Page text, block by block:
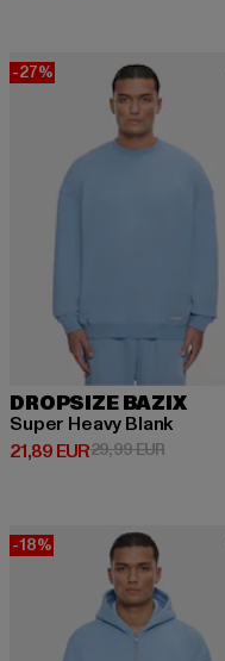
-27%
DROPSIZE BAZIX
Super Heavy Blank
21,89 EUR
Derzeitiger Preis: 21,89
29,99 EUR
-18%